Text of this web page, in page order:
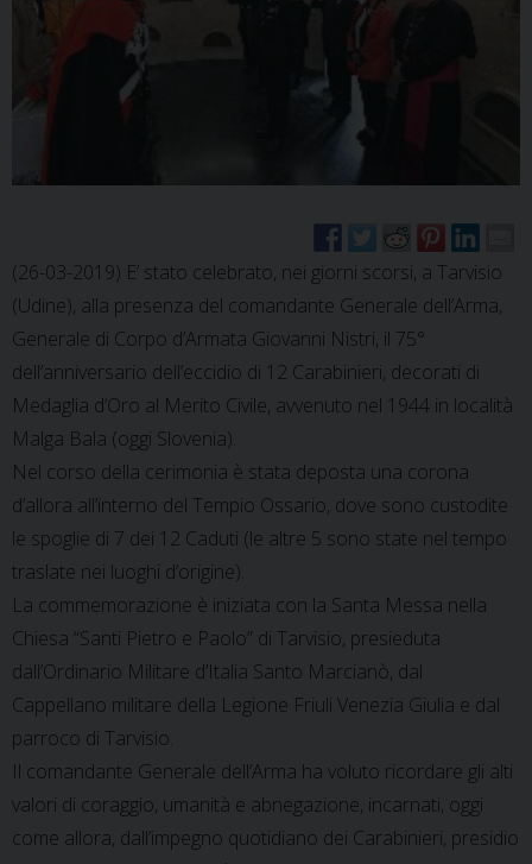
(26-03-2019) E’ stato celebrato, nei giorni scorsi, a Tarvisio
(Udine), alla presenza del comandante Generale dell’Arma,
Generale di Corpo d’Armata Giovanni Nistri, il 75°
dell’anniversario dell’eccidio di 12 Carabinieri, decorati di
Medaglia d’Oro al Merito Civile, avvenuto nel 1944 in località
Malga Bala (oggi Slovenia).
Nel corso della cerimonia è stata deposta una corona
d’allora all’interno del Tempio Ossario, dove sono custodite
le spoglie di 7 dei 12 Caduti (le altre 5 sono state nel tempo
traslate nei luoghi d’origine).
La commemorazione è iniziata con la Santa Messa nella
Chiesa “Santi Pietro e Paolo” di Tarvisio, presieduta
dall’Ordinario Militare d’Italia Santo Marcianò, dal
Cappellano militare della Legione Friuli Venezia Giulia e dal
parroco di Tarvisio.
Il comandante Generale dell’Arma ha voluto ricordare gli alti
valori di coraggio, umanità e abnegazione, incarnati, oggi
come allora, dall’impegno quotidiano dei Carabinieri, presidio